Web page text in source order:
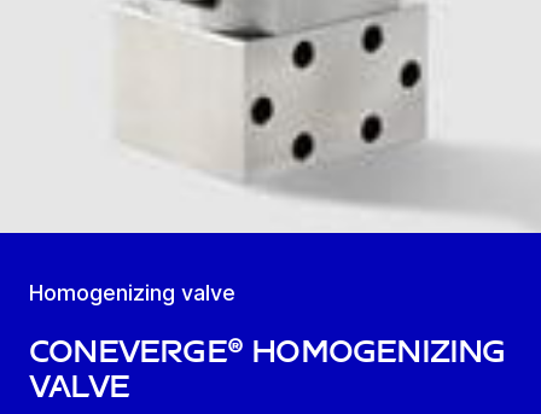
Homogenizing valve
coneVerge® homogenizing
valve